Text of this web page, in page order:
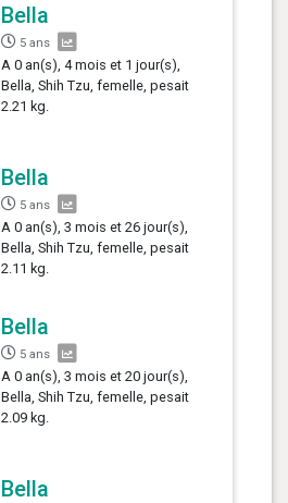
Bella
5 ans
A 0 an(s), 4 mois et 1 jour(s),
Bella, Shih Tzu, femelle, pesait
2.21 kg.
Bella
5 ans
A 0 an(s), 3 mois et 26 jour(s),
Bella, Shih Tzu, femelle, pesait
2.11 kg.
Bella
5 ans
A 0 an(s), 3 mois et 20 jour(s),
Bella, Shih Tzu, femelle, pesait
2.09 kg.
Bella